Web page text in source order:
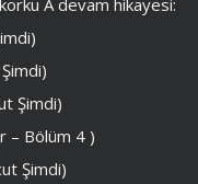
Şimdi)
– Bölüm 4 )
Şimdi)